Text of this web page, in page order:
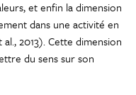
et enfin la dimension
dans une activité en
2013). Cette dimension
du sens sur son